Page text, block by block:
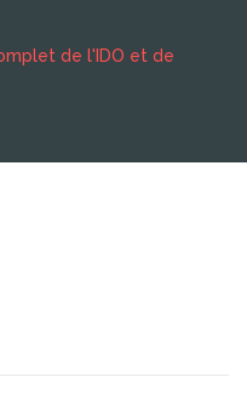
de l'IDO et de